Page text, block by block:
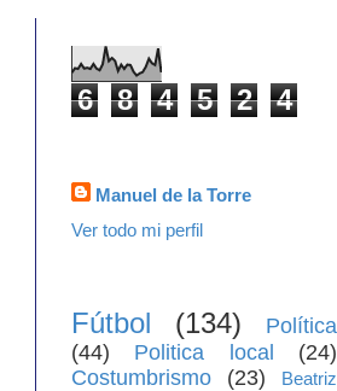
6 8 4 5 2 4
Manuel de la Torre
Ver todo mi perfil
Fútbol (134)
Política
(44)
Politica local
(24)
Costumbrismo
(23)
Beatriz